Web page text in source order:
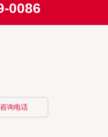
0086
询电话